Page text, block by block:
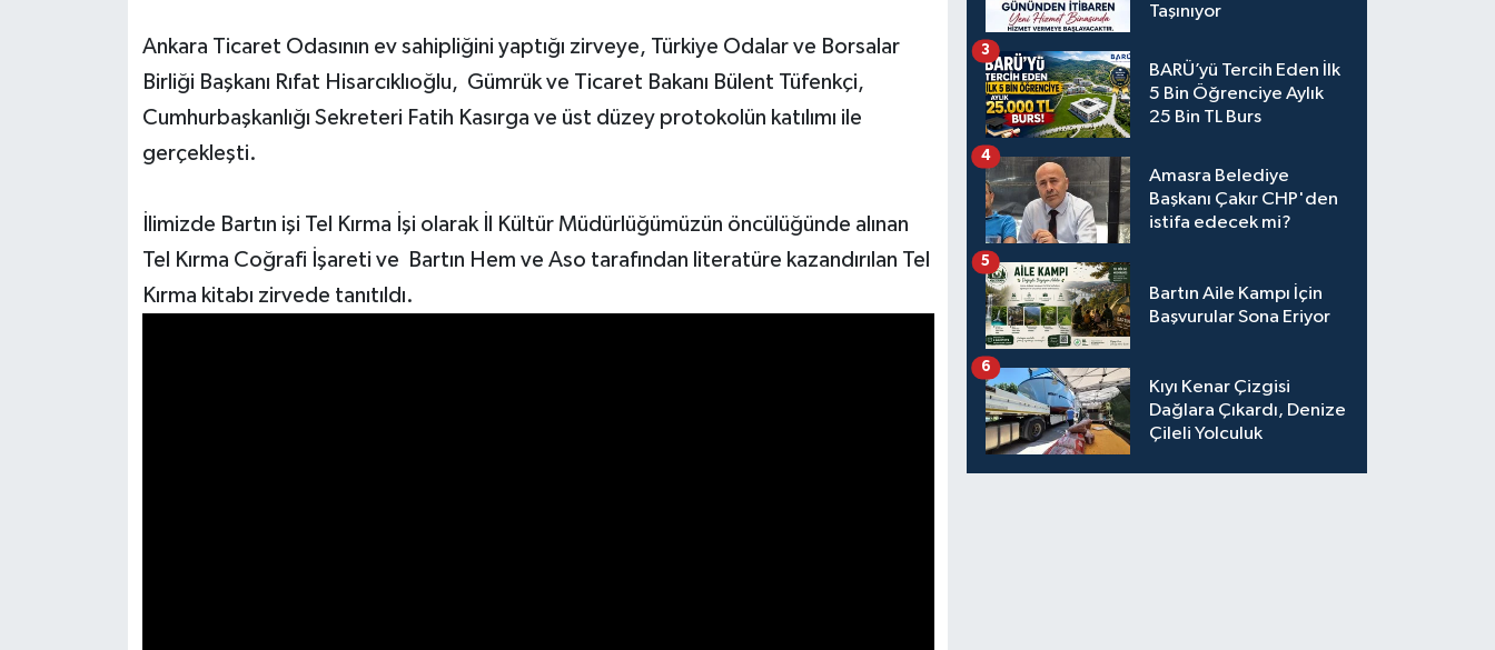
Ankara Ticaret Odasının ev sahipliğini yaptığı zirveye, Türkiye Odalar ve Borsalar
Birliği Başkanı Rıfat Hisarcıklıoğlu, Gümrük ve Ticaret Bakanı Bülent Tüfenkçi,
Cumhurbaşkanlığı Sekreteri Fatih Kasırga ve üst düzey protokolün katılımı ile
gerçekleşti.
İlimizde Bartın işi Tel Kırma İşi olarak İl Kültür Müdürlüğümüzün öncülüğünde alınan
Tel Kırma Coğrafi İşareti ve Bartın Hem ve Aso tarafından literatüre kazandırılan Tel
Kırma kitabı zirvede tanıtıldı.
Taşınıyor
BARÜ’yü Tercih Eden İlk
5 Bin Öğrenciye Aylık
25 Bin TL Burs
3
Amasra Belediye
Başkanı Çakır CHP'den
istifa edecek mi?
4
Bartın Aile Kampı İçin
Başvurular Sona Eriyor
5
Kıyı Kenar Çizgisi
Dağlara Çıkardı, Denize
Çileli Yolculuk
6